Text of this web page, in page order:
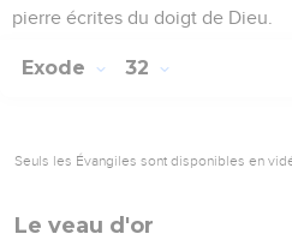
pierre écrites du doigt de Dieu.
Exode 32
Seuls les Évangiles sont disponibles en
Le veau d'or